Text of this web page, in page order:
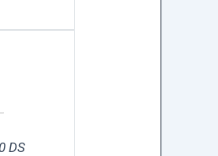
DS